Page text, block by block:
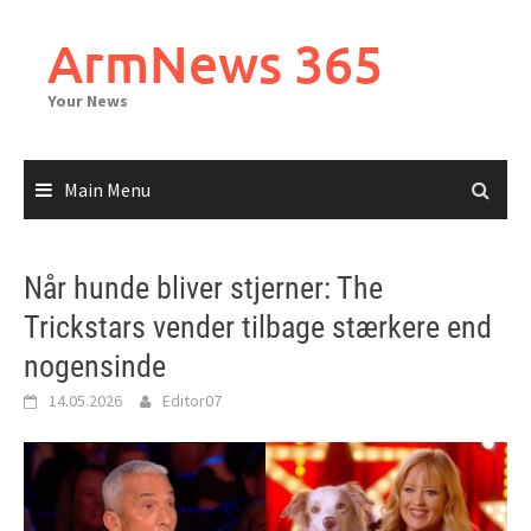
contentArmNews 365
Your News
Main Menu
Når hunde bliver stjerner: The
Trickstars vender tilbage stærkere end
nogensinde
14.05.2026 Editor07